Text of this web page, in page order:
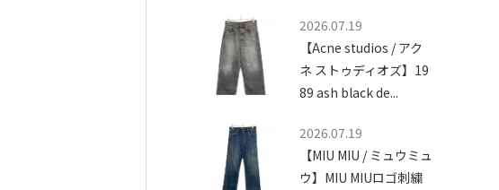
2026.07.19
【Acne studios / アク
ネ ストゥディオズ】19
89 ash black de...
2026.07.19
【MIU MIU / ミュウミュ
ウ】MIU MIUロゴ刺繍